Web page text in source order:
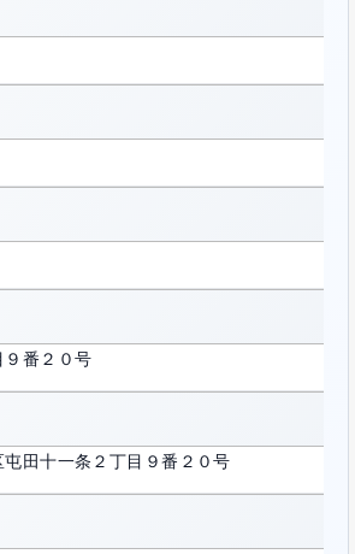
９番２０号
田十一条２丁目９番２０号